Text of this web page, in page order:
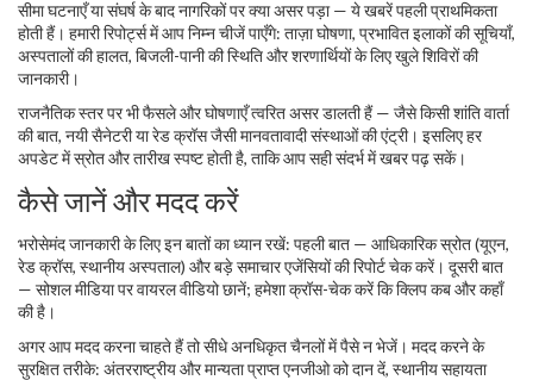
सीमा घटनाएँ या संघर्ष के बाद नागरिकों पर क्या असर पड़ा — ये खबरें पहली प्राथमिकता
होती हैं। हमारी रिपोर्ट्स में आप निम्न चीजें पाएँगे: ताज़ा घोषणा, प्रभावित इलाकों की सूचियाँ,
अस्पतालों की हालत, बिजली-पानी की स्थिति और शरणार्थियों के लिए खुले शिविरों की
जानकारी।
राजनैतिक स्तर पर भी फैसले और घोषणाएँ त्वरित असर डालती हैं — जैसे किसी शांति वार्ता
की बात, नयी सैनेटरी या रेड क्रॉस जैसी मानवतावादी संस्थाओं की एंट्री। इसलिए हर
अपडेट में स्रोत और तारीख स्पष्ट होती है, ताकि आप सही संदर्भ में खबर पढ़ सकें।
कैसे जानें और मदद करें
भरोसेमंद जानकारी के लिए इन बातों का ध्यान रखें: पहली बात — आधिकारिक स्रोत (यूएन,
रेड क्रॉस, स्थानीय अस्पताल) और बड़े समाचार एजेंसियों की रिपोर्ट चेक करें। दूसरी बात
— सोशल मीडिया पर वायरल वीडियो छानें; हमेशा क्रॉस-चेक करें कि क्लिप कब और कहाँ
की है।
अगर आप मदद करना चाहते हैं तो सीधे अनधिकृत चैनलों में पैसे न भेजें। मदद करने के
सुरक्षित तरीके: अंतरराष्ट्रीय और मान्यता प्राप्त एनजीओ को दान दें, स्थानीय सहायता